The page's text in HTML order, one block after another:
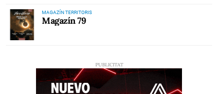
MAGAZÍN TERRITORIS
Magazín 79